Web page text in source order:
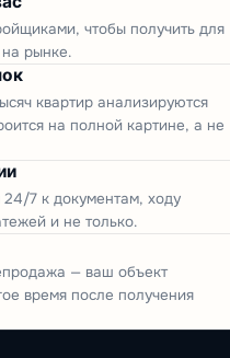
чтобы получить для
рынке.
квартир анализируются
на полной картине, а не
7 к документам, ходу
и не только.
— ваш объект
время после получения